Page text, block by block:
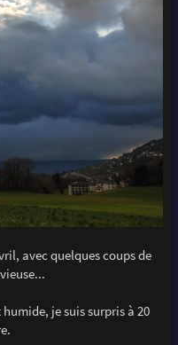
avec quelques coups de
je suis surpris à 20